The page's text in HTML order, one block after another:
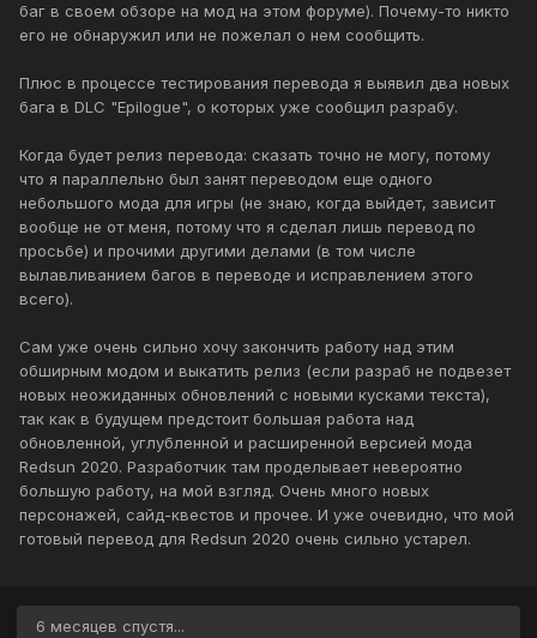
баг в своем обзоре на мод на этом форуме). Почему-то никто
его не обнаружил или не пожелал о нем сообщить.
Плюс в процессе тестирования перевода я выявил два новых
бага в DLC "Epilogue", о которых уже сообщил разрабу.
Когда будет релиз перевода: сказать точно не могу, потому
что я параллельно был занят переводом еще одного
небольшого мода для игры (не знаю, когда выйдет, зависит
вообще не от меня, потому что я сделал лишь перевод по
просьбе) и прочими другими делами (в том числе
вылавливанием багов в переводе и исправлением этого
всего).
Сам уже очень сильно хочу закончить работу над этим
обширным модом и выкатить релиз (если разраб не подвезет
новых неожиданных обновлений с новыми кусками текста),
так как в будущем предстоит большая работа над
обновленной, углубленной и расширенной версией мода
Redsun 2020. Разработчик там проделывает невероятно
большую работу, на мой взгляд. Очень много новых
персонажей, сайд-квестов и прочее. И уже очевидно, что мой
готовый перевод для Redsun 2020 очень сильно устарел.
6 месяцев спустя...